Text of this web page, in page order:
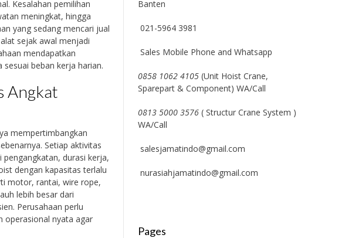
Kesalahan pemilihan
meningkat, hingga
yang sedang mencari jual
sejak awal menjadi
mendapatkan
beban kerja harian.
Angkat
mempertimbangkan
Setiap aktivitas
durasi kerja,
dengan kapasitas terlalu
motor, rantai, wire rope,
lebih besar dari
Perusahaan perlu
operasional nyata agar
Banten
021-5964 3981
Sales Mobile Phone and Whatsapp
0858 1062 4105(Unit Hoist Crane,
Sparepart & Component) WA/Call
0813 5000 3576( Structur Crane System )
WA/Call
salesjamatindo@gmail.com
nurasiahjamatindo@gmail.com
Pages